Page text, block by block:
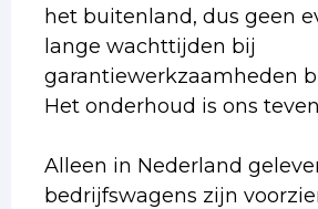
het buitenland, dus geen
lange wachttijden bij
garantiewerkzaamheden
Het onderhoud is ons
Alleen in Nederland
bedrijfswagens zijn